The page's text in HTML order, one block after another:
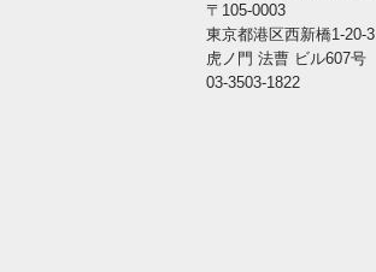
〒105-0003
東京都港区西新橋1-20-3
虎ノ門 法曹 ビル607号
03-3503-1822